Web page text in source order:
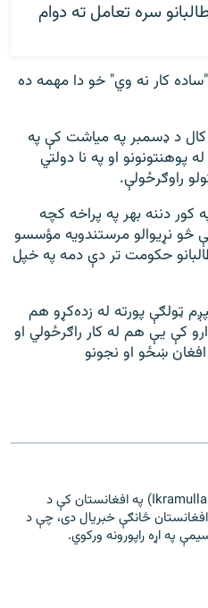
سره تعامل ته دوام
کار نه وي" خو دا مهمه ده
کال د ډسمبر په میاشت کې په
پوهنتونونو او په نا دولتي
راوګرځولې.
کور دننه بهر په پراخه کچه
څو نړیوالو مرستندویه مؤسسو
حکومت تر دې دمه په خپل
ټولګې پورته له زده‌کړو هم
کې یې هم له کار راګرځولي او
ښځو او نجونو
اکرام الله اکرام (Ikramullah Ikram) په افغانستان کې د
د افغانستان څانګې خبریال دی، چې د
په اړه راپورونه ورکوي.